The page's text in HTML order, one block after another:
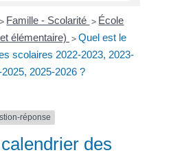
> Famille - Scolarité > École
élémentaire) > Quel est le
scolaires 2022-2023, 2023-
2025-2026 ?
réponse
des